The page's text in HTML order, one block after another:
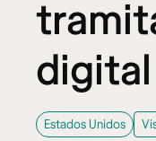
digital
Estados Unidos